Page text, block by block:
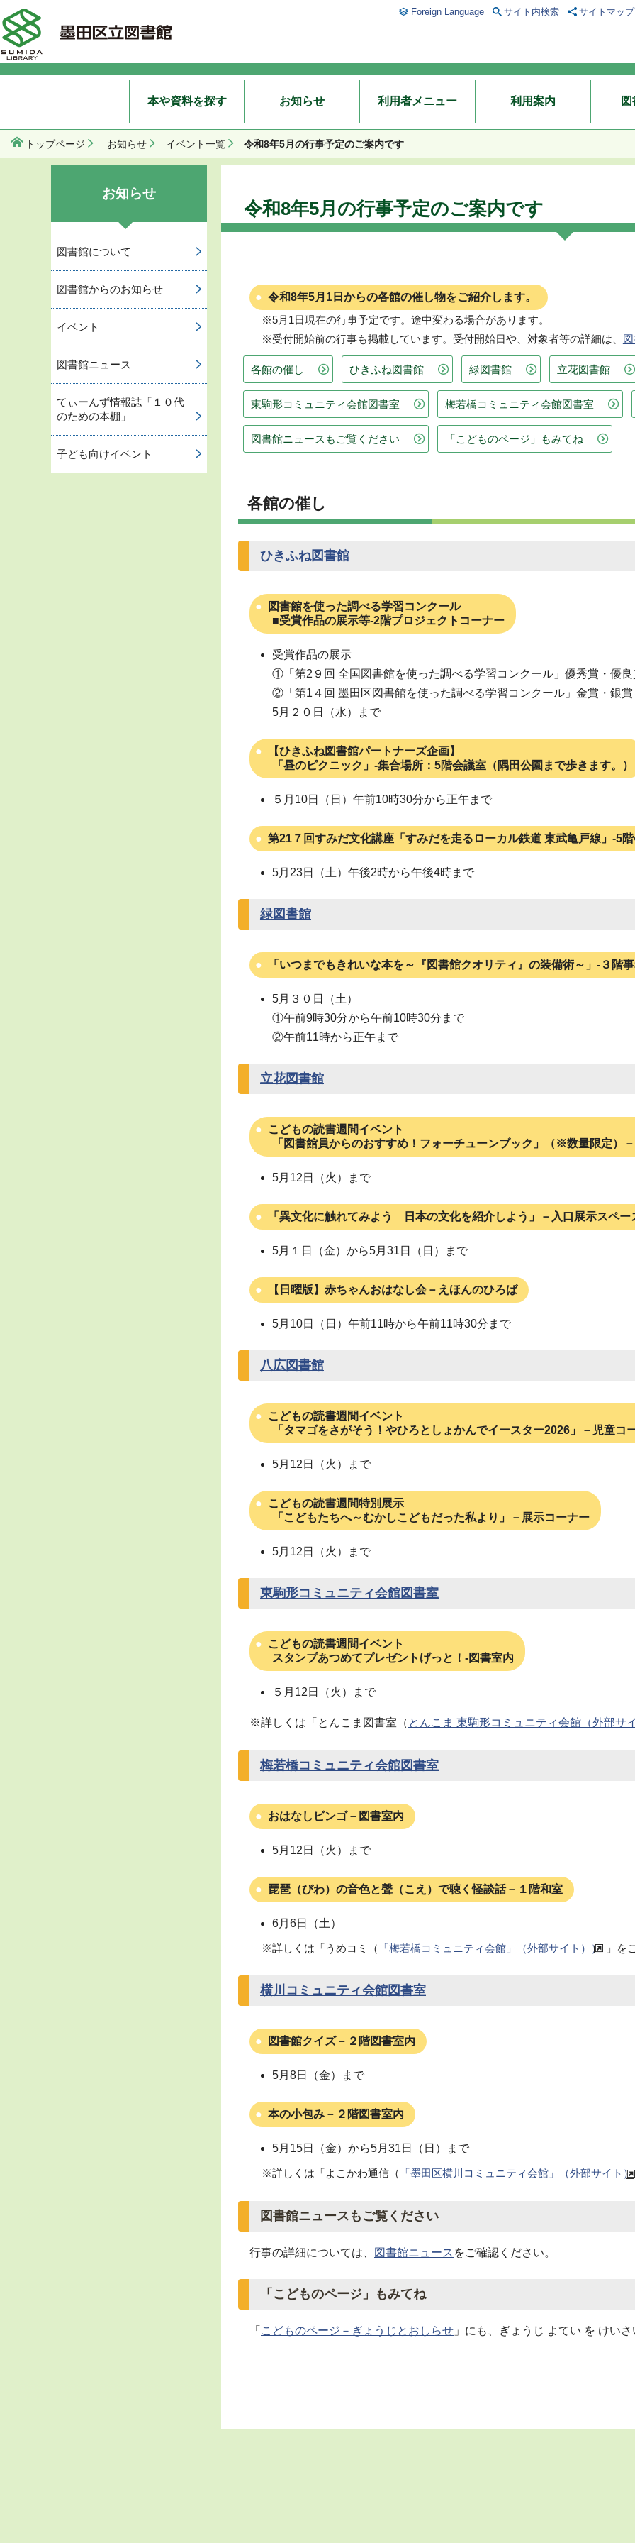
Foreign Language サイト内検索 サイトマップ
本や資料を探す お知らせ 利用者メニュー 利用案内
トップページ お知らせ イベント一覧 令和8年5月の行事予定のご案内です
令和8年5月の行事予定のご案内です
令和8年5月1日からの各館の催し物をご紹介します。
※5月1日現在の行事予定です。途中変わる場合があります。
※受付開始前の行事も掲載しています。受付開始日や、対象者等の詳細は、
各館の催し ひきふね図書館 緑図書館 立花図書館
東駒形コミュニティ会館図書室 梅若橋コミュニティ会館図書室
図書館ニュースもご覧ください 「こどものページ」もみてね
各館の催し
ひきふね図書館
図書館を使った調べる学習コンクール
■受賞作品の展示等-2階プロジェクトコーナー
受賞作品の展示
①「第2９回 全国図書館を使った調べる学習コンクール」優秀賞・優良
②「第1４回 墨田区図書館を使った調べる学習コンクール」金賞・銀賞
5月２０日（水）まで
【ひきふね図書館パートナーズ企画】
「昼のピクニック」-集合場所：5階会議室（隅田公園まで歩きます。）
５月10日（日）午前10時30分から正午まで
第21７回すみだ文化講座「すみだを走るローカル鉄道 東武亀戸線」-5
5月23日（土）午後2時から午後4時まで
緑図書館
「いつまでもきれいな本を～『図書館クオリティ』の装備術～」-３階
5月３０日（土）
①午前9時30分から午前10時30分まで
②午前11時から正午まで
立花図書館
こどもの読書週間イベント
「図書館員からのおすすめ！フォーチューンブック」（※数量限定）
5月12日（火）まで
「異文化に触れてみよう 日本の文化を紹介しよう」－入口展示スペー
5月１日（金）から5月31日（日）まで
【日曜版】赤ちゃんおはなし会－えほんのひろば
5月10日（日）午前11時から午前11時30分まで
八広図書館
こどもの読書週間イベント
「タマゴをさがそう！やひろとしょかんでイースター2026」－児童コ
5月12日（火）まで
こどもの読書週間特別展示
「こどもたちへ～むかしこどもだった私より」－展示コーナー
5月12日（火）まで
東駒形コミュニティ会館図書室
こどもの読書週間イベント
スタンプあつめてプレゼントげっと！-図書室内
５月12日（火）まで
※詳しくは「とんこま図書室（ とんこま 東駒形コミュニティ会館（外部サ
梅若橋コミュニティ会館図書室
おはなしビンゴ－図書室内
5月12日（火）まで
琵琶（びわ）の音色と聲（こえ）で聴く怪談話－１階和室
6月6日（土）
※詳しくは「うめコミ（ 「梅若橋コミュニティ会館」（外部サイト）） 」を
横川コミュニティ会館図書室
図書館クイズ－２階図書室内
5月8日（金）まで
本の小包み－２階図書室内
5月15日（金）から5月31日（日）まで
※詳しくは「よこかわ通信（ 「墨田区横川コミュニティ会館」（外部サイト）
図書館ニュースもご覧ください
行事の詳細については、 図書館ニュース をご確認ください。
「こどものページ」もみてね
「 こどものページ－ぎょうじとおしらせ 」にも、ぎょうじ よてい を けい
お知らせ
図書館について
図書館からのお知らせ
イベント
図書館ニュース
てぃーんず情報誌「１０代
のための本棚」
子ども向けイベント